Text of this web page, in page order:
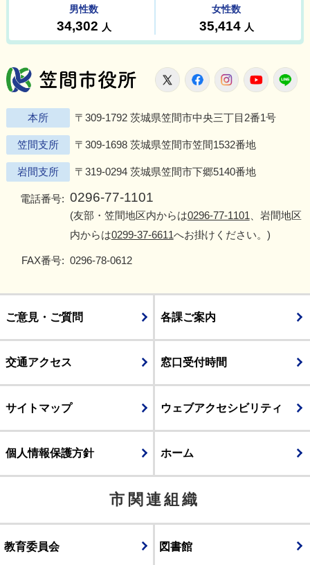
笠間市役所
X FacebookInstagram
本所 〒309-1792 茨城県笠間市中央三丁目2番1号
笠間支所 〒309-1698 茨城県笠間市笠間1532番地
岩間支所 〒319-0294 茨城県笠間市下郷5140番地
電話番号: 0296-77-1101
(友部・笠間地区内からは0296-77-1101 、岩間地区
内からは0299-37-6611へお掛けください。)
FAX番号: 0296-78-0612
ご意見・ご質問 各課ご案内
交通アクセス 窓口受付時間
サイトマップ ウェブアクセシビリティ
個人情報保護方針 ホーム
市関連組織
教育委員会 図書館